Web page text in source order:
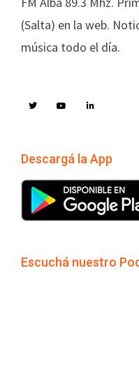
(Salta) en la web.
música todo el día.
Descargá la App
Escuchá nuestro